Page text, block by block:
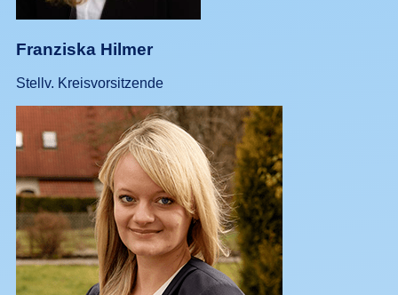
Franziska Hilmer
Stellv. Kreisvorsitzende